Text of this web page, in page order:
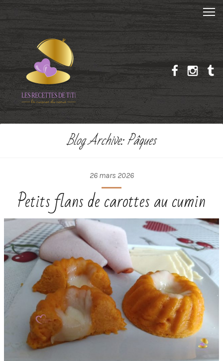
Blog Archive: Pâques
26 mars 2026
Petits flans de carottes au cumin